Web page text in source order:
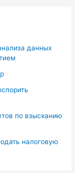
данных
по взысканию
налоговую